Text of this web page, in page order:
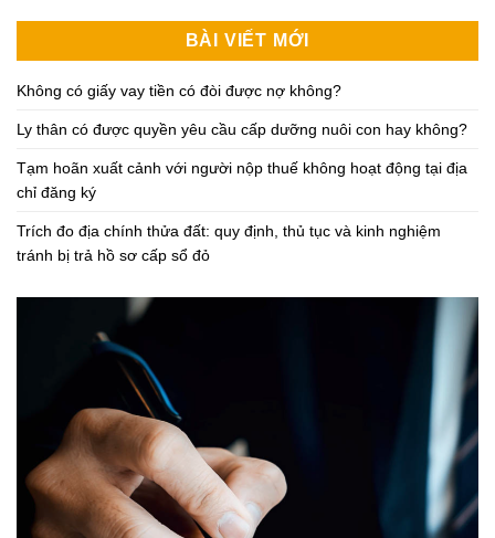
BÀI VIẾT MỚI
Không có giấy vay tiền có đòi được nợ không?
Ly thân có được quyền yêu cầu cấp dưỡng nuôi con hay không?
Tạm hoãn xuất cảnh với người nộp thuế không hoạt động tại địa
chỉ đăng ký
Trích đo địa chính thửa đất: quy định, thủ tục và kinh nghiệm
tránh bị trả hồ sơ cấp sổ đỏ